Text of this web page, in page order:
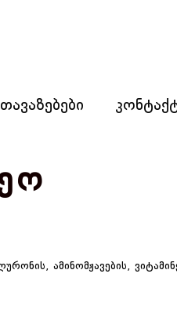
ამინომჟავების,